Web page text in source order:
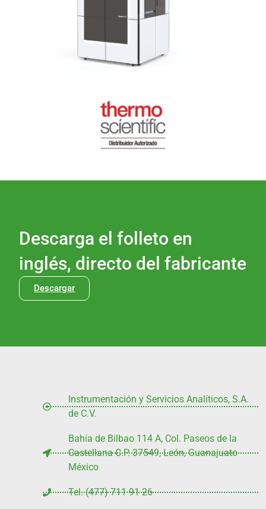
Descarga el folleto en
inglés, directo del fabricante
Descargar
Instrumentación y Servicios Analíticos, S.A.
de C.V.
Bahía de Bilbao 114 A, Col. Paseos de la
Castellana C.P. 37549, León, Guanajuato
México
Tel. (477) 711 91 26